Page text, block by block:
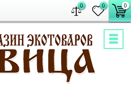
0 0 0